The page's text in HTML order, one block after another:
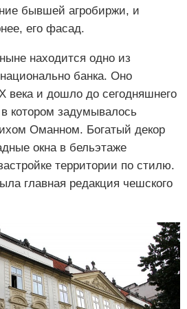
бывшей агробиржи, и
его фасад.
находится одно из
банка. Оно
века и дошло до сегодняшнего
котором задумывалось
Оманном. Богатый декор
окна в бельэтаже
территории по стилю.
главная редакция чешского